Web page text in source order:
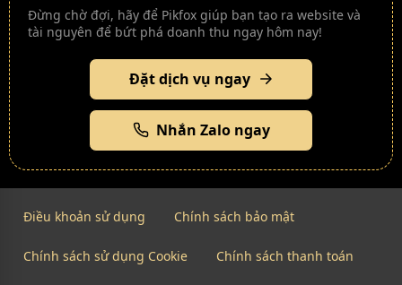
Đừng chờ đợi, hãy để Pikfox giúp bạn tạo ra website và
tài nguyên để bứt phá doanh thu ngay hôm nay!
Đặt dịch vụ ngay
Nhắn Zalo ngay
Điều khoản sử dụng Chính sách bảo mật
Chính sách sử dụng Cookie Chính sách thanh toán